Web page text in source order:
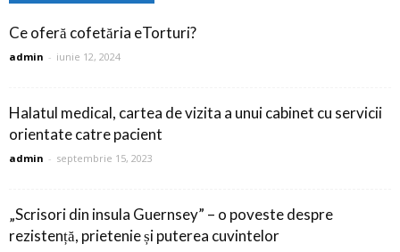
Ce oferă cofetăria eTorturi?
admin - iunie 12, 2024
Halatul medical, cartea de vizita a unui cabinet cu servicii
orientate catre pacient
admin - septembrie 15, 2023
„Scrisori din insula Guernsey” – o poveste despre
rezistență, prietenie și puterea cuvintelor